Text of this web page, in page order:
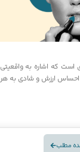
است که اشاره به واقعیتی
احساس ارزش و شادی به هر
مطلب